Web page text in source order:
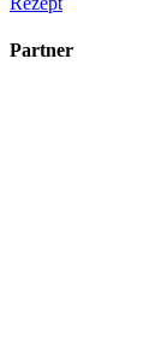
Partner